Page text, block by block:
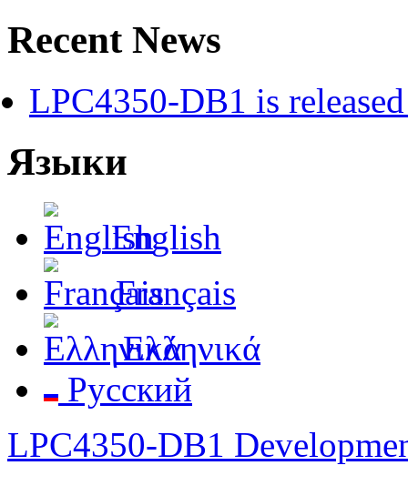
Recent News
LPC4350-DB1 is
Языки
English
Français
Ελληνικά
Русский
LPC4350-DB1